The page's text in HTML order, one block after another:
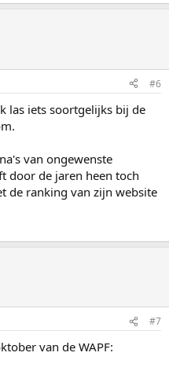
#6
las iets soortgelijks bij de
van ongewenste
door de jaren heen toch
de ranking van zijn website
#7
van de WAPF: